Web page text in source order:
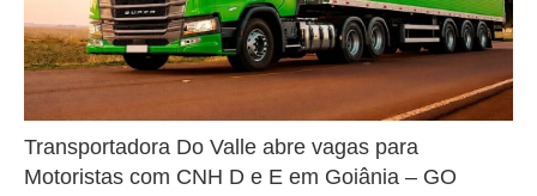
Transportadora Do Valle abre vagas para
Motoristas com CNH D e E em Goiânia – GO